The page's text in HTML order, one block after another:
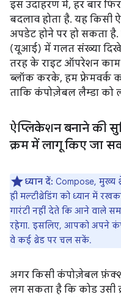
इस उदाहरण में, हर बार
बदलाव होता है. यह किसी
अपडेट होने पर हो सकता
(यूआई) में गलत संख्या
तरह के राइट ऑपरेशन
ब्लॉक करके, हम फ़्रेमवर्क
ताकि कंपोज़ेबल लैम्डा को
ऐप्लिकेशन बनाने की
क्रम में लागू किए जा
ध्यान दें: Compose, मुख्य
ही मल्टीथ्रेडिंग को ध्यान में
गारंटी नहीं देते कि आने वाले
रहेगा. इसलिए, आपको अपने
वे कई थ्रेड पर चल सकें.
अगर किसी कंपोज़ेबल
लग सकता है कि कोड उसी